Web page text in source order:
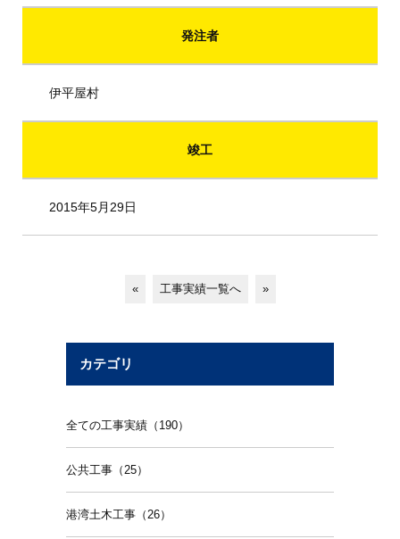
発注者
伊平屋村
竣工
2015年5月29日
« 工事実績一覧へ »
カテゴリ
全ての工事実績（190）
公共工事（25）
港湾土木工事（26）